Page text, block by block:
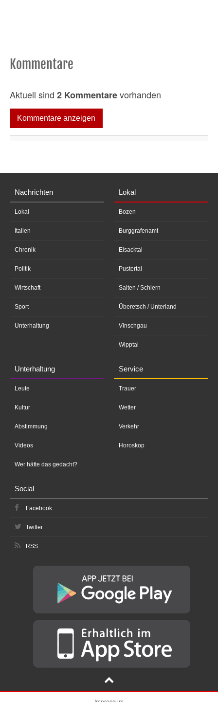
Kommentare
Aktuell sind 2 Kommentarevorhanden
Kommentare anzeigen
Nachrichten
Lokal
Italien
Chronik
Politik
Wirtschaft
Sport
Unterhaltung
Lokal
Bozen
Burggrafenamt
Eisacktal
Pustertal
Salten / Schlern
Überetsch / Unterland
Vinschgau
Wipptal
Unterhaltung
Leute
Kultur
Abstimmung
Videos
Wer hätte das gedacht?
Service
Trauer
Wetter
Verkehr
Horoskop
Social
Facebook
Twitter
RSS